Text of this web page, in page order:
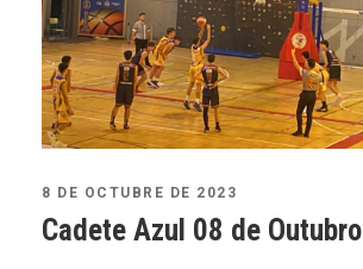
8 DE OCTUBRE DE 2023
Cadete Azul 08 de Outubro